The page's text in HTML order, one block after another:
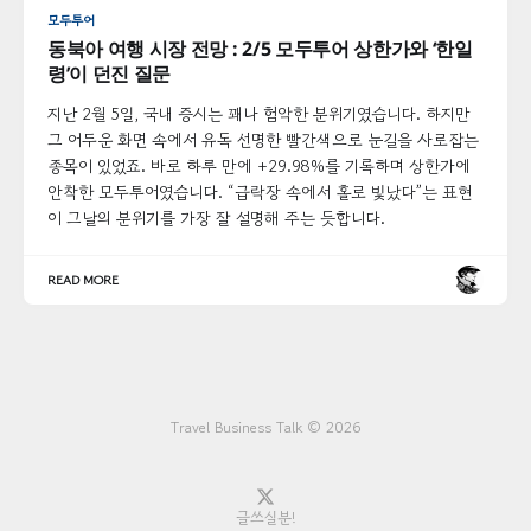
모두투어
동북아 여행 시장 전망 : 2/5 모두투어 상한가와 ‘한일
령’이 던진 질문
지난 2월 5일, 국내 증시는 꽤나 험악한 분위기였습니다. 하지만
그 어두운 화면 속에서 유독 선명한 빨간색으로 눈길을 사로잡는
종목이 있었죠. 바로 하루 만에 +29.98%를 기록하며 상한가에
안착한 모두투어였습니다. “급락장 속에서 홀로 빛났다”는 표현
이 그날의 분위기를 가장 잘 설명해 주는 듯합니다.
READ MORE
Travel Business Talk © 2026
글쓰실분!